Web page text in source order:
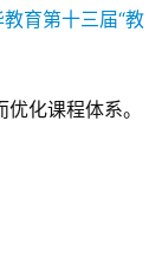
化课程体系。